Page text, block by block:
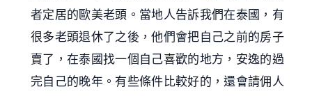
者定居的歐美老頭。當地人告訴我們在泰國，有
很多老頭退休了之後，他們會把自己之前的房子
賣了，在泰國找一個自己喜歡的地方，安逸的過
完自己的晚年。有些條件比較好的，還會請佣人